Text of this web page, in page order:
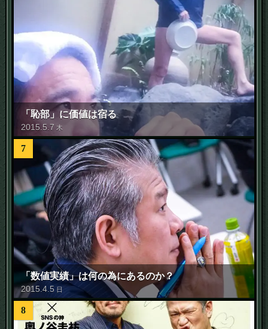
「恥部」に価値は宿る
2015 5 .7 木
7
「数値実績」は何の為にあるのか？
2015 .4 .5 日
8